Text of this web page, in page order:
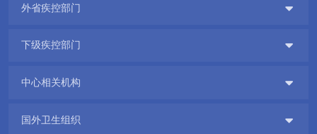
外省疾控部门 
下级疾控部门 
中心相关机构 
国外卫生组织 